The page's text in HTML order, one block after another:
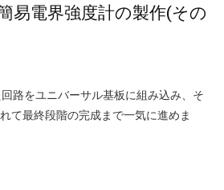
易電界強度計の製作(その
路をユニバーサル基板に組み込み、そ
て最終段階の完成まで一気に進めま